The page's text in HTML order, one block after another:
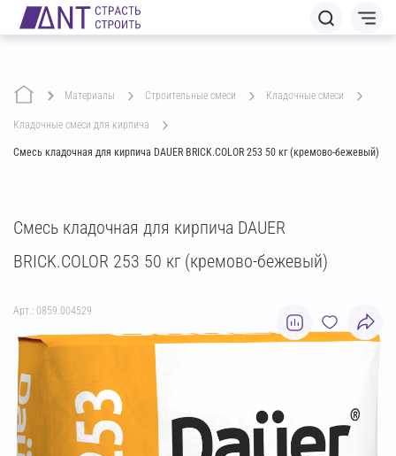
Материалы строительные смеси кладочные смеси
кладочные смеси для кирпича
Смесь кладочная для кирпича DAUER BRICK.COLOR 253 50 кг (кремово-бежевый)
Смесь кладочная для кирпича DAUER
BRICK.COLOR 253 50 кг (кремово-бежевый)
Арт.: 0859.004529